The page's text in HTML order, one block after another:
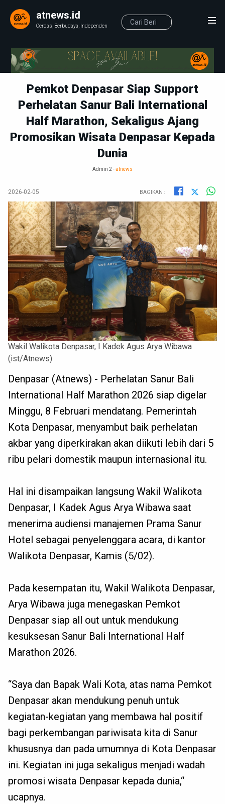
atnews.id
Cerdas, Berbudaya, Independen
Pemkot Denpasar Siap Support
Perhelatan Sanur Bali International
Half Marathon, Sekaligus Ajang
Promosikan Wisata Denpasar Kepada
Dunia
Admin 2 -atnews
2026-02-05 BAGIKAN :
Wakil Walikota Denpasar, I Kadek Agus Arya Wibawa
(ist/Atnews)
Denpasar (Atnews) - Perhelatan Sanur Bali
International Half Marathon 2026 siap digelar
Minggu, 8 Februari mendatang. Pemerintah
Kota Denpasar, menyambut baik perhelatan
akbar yang diperkirakan akan diikuti lebih dari 5
ribu pelari domestik maupun internasional itu.
Hal ini disampaikan langsung Wakil Walikota
Denpasar, I Kadek Agus Arya Wibawa saat
menerima audiensi manajemen Prama Sanur
Hotel sebagai penyelenggara acara, di kantor
Walikota Denpasar, Kamis (5/02).
Pada kesempatan itu, Wakil Walikota Denpasar,
Arya Wibawa juga menegaskan Pemkot
Denpasar siap all out untuk mendukung
kesuksesan Sanur Bali International Half
Marathon 2026.
“Saya dan Bapak Wali Kota, atas nama Pemkot
Denpasar akan mendukung penuh untuk
kegiatan-kegiatan yang membawa hal positif
bagi perkembangan pariwisata kita di Sanur
khususnya dan pada umumnya di Kota Denpasar
ini. Kegiatan ini juga sekaligus menjadi wadah
promosi wisata Denpasar kepada dunia,“
ucapnya.